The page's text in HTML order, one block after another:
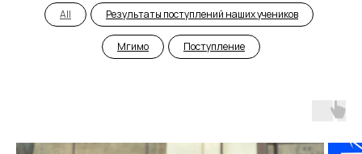
All Результаты поступлений наших учеников
Мгимо Поступление